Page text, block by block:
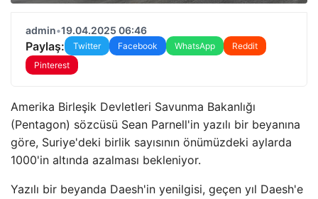
admin•19.04.2025 06:46
Paylaş: Twitter Facebook WhatsApp
Reddit
Pinterest
Amerika Birleşik Devletleri Savunma Bakanlığı
(Pentagon) sözcüsü Sean Parnell'in yazılı bir beyanına
göre, Suriye'deki birlik sayısının önümüzdeki aylarda
1000'in altında azalması bekleniyor.
Yazılı bir beyanda Daesh'in yenilgisi, geçen yıl Daesh'e